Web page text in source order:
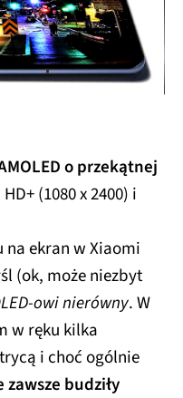
o przekątnej
(1080 x 2400) i
ekran w Xiaomi
(ok, może niezbyt
owi nierówny. W
w ręku kilka
i choć ogólnie
zawsze budziły